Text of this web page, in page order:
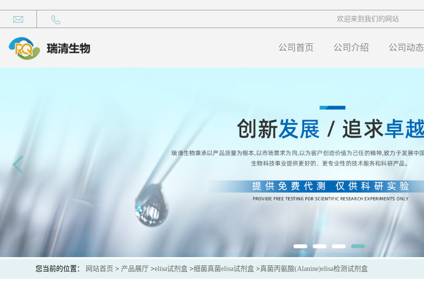
欢迎来到我们的网站
公司首页 公司介绍 公司动态
您当前的位置： 网站首页 > 产品展厅 >elisa试剂盒 >细菌真菌elisa试剂盒 >真菌丙氨酸(Alanine)elisa检测试剂盒